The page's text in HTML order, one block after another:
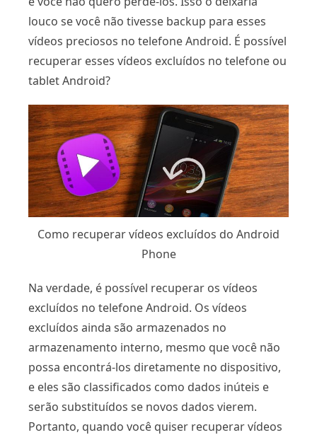
louco se você não tivesse backup para esses
vídeos preciosos no telefone Android. É possível
recuperar esses vídeos excluídos no telefone ou
tablet Android?
Como recuperar vídeos excluídos do Android
Phone
Na verdade, é possível recuperar os vídeos
excluídos no telefone Android. Os vídeos
excluídos ainda são armazenados no
armazenamento interno, mesmo que você não
possa encontrá-los diretamente no dispositivo,
e eles são classificados como dados inúteis e
serão substituídos se novos dados vierem.
Portanto, quando você quiser recuperar vídeos